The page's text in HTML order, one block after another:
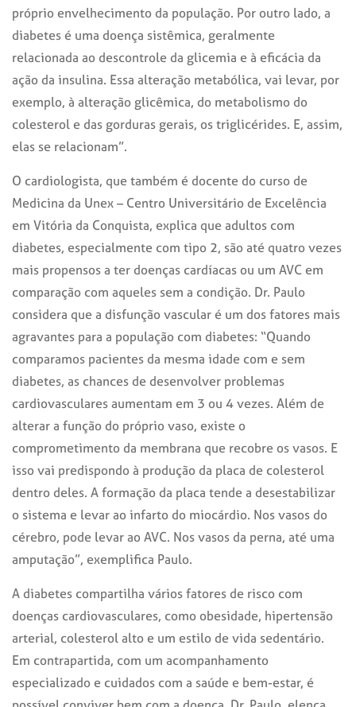
próprio envelhecimento da população. Por outro lado, a
diabetes é uma doença sistêmica, geralmente
relacionada ao descontrole da glicemia e à eficácia da
ação da insulina. Essa alteração metabólica, vai levar, por
exemplo, à alteração glicêmica, do metabolismo do
colesterol e das gorduras gerais, os triglicérides. E, assim,
elas se relacionam”.
O cardiologista, que também é docente do curso de
Medicina da Unex – Centro Universitário de Excelência
em Vitória da Conquista, explica que adultos com
diabetes, especialmente com tipo 2, são até quatro vezes
mais propensos a ter doenças cardíacas ou um AVC em
comparação com aqueles sem a condição. Dr. Paulo
considera que a disfunção vascular é um dos fatores mais
agravantes para a população com diabetes: “Quando
comparamos pacientes da mesma idade com e sem
diabetes, as chances de desenvolver problemas
cardiovasculares aumentam em 3 ou 4 vezes. Além de
alterar a função do próprio vaso, existe o
comprometimento da membrana que recobre os vasos. E
isso vai predispondo à produção da placa de colesterol
dentro deles. A formação da placa tende a desestabilizar
o sistema e levar ao infarto do miocárdio. Nos vasos do
cérebro, pode levar ao AVC. Nos vasos da perna, até uma
amputação”, exemplifica Paulo.
A diabetes compartilha vários fatores de risco com
doenças cardiovasculares, como obesidade, hipertensão
arterial, colesterol alto e um estilo de vida sedentário.
Em contrapartida, com um acompanhamento
especializado e cuidados com a saúde e bem-estar, é